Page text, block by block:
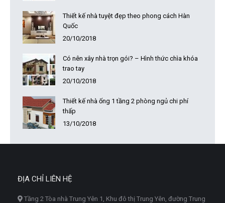
Thiết kế nhà tuyệt đẹp theo phong cách Hàn
Quốc
20/10/2018
Có nên xây nhà trọn gói? – Hình thức chìa khóa
trao tay
20/10/2018
Thiết kế nhà ống 1 tầng 2 phòng ngủ chi phí
thấp
13/10/2018
ĐỊA CHỈ LIÊN HỆ
Tầng 2 Tòa nhà Trung Yên 1, Khu đô thị Trung Yên, đường Trung